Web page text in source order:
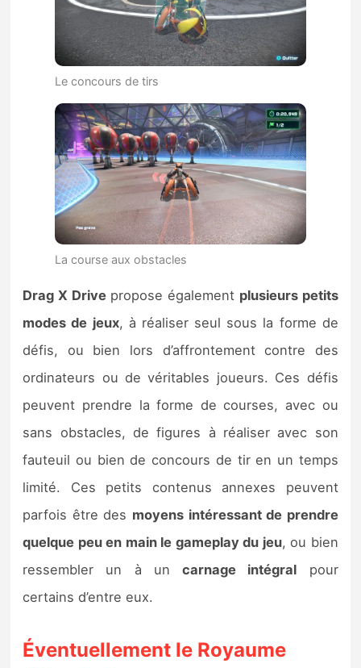
Le concours de tirs
La course aux obstacles
Drag X Drive propose également plusieurs petits
modes de jeux, à réaliser seul sous la forme de
défis, ou bien lors d’affrontement contre des
ordinateurs ou de véritables joueurs. Ces défis
peuvent prendre la forme de courses, avec ou
sans obstacles, de figures à réaliser avec son
fauteuil ou bien de concours de tir en un temps
limité. Ces petits contenus annexes peuvent
parfois être des moyens intéressant de prendre
quelque peu en main le gameplay du jeu, ou bien
ressembler un à uncarnage intégral pour
certains d’entre eux.
Éventuellement le Royaume